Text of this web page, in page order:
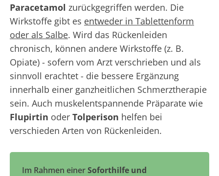
Paracetamol zurückgegriffen werden. Die
Wirkstoffe gibt es entweder in Tablettenform
oder als Salbe. Wird das Rückenleiden
chronisch, können andere Wirkstoffe (z. B.
Opiate) - sofern vom Arzt verschrieben und als
sinnvoll erachtet - die bessere Ergänzung
innerhalb einer ganzheitlichen Schmerztherapie
sein. Auch muskelentspannende Präparate wie
Flupirtin oder Tolperison helfen bei
verschieden Arten von Rückenleiden.
Im Rahmen einerSoforthilfe und